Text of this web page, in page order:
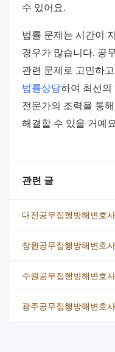
수 있어요.
법률 문제는 시간이
경우가 많습니다. 공
법률상담하여 최선의
전문가의 조력을 통
해결할 수 있을 거예
관련 글